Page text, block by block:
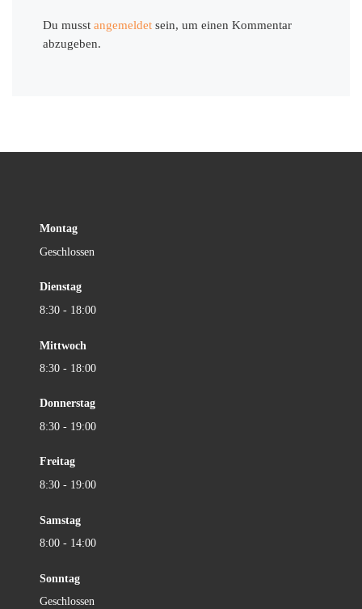
Du musst angemeldetsein, um einen Kommentar
abzugeben.
Montag
Geschlossen
Dienstag
8:30 - 18:00
Mittwoch
8:30 - 18:00
Donnerstag
8:30 - 19:00
Freitag
8:30 - 19:00
Samstag
8:00 - 14:00
Sonntag
Geschlossen